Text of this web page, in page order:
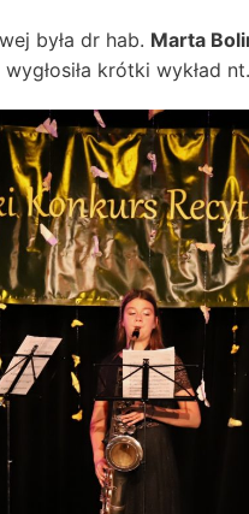
była dr hab. Marta
krótki wykład